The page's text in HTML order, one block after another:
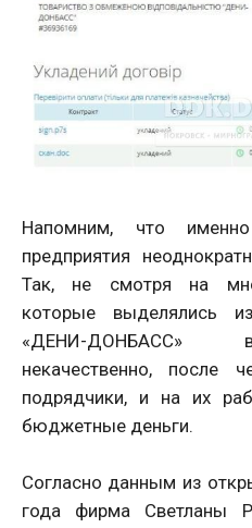
Напомним, что
предприятия
Так, не смотря на
которые выделялись
«ДЕНИ-ДОНБАСС»
некачественно, после
подрядчики, и на их
бюджетные деньги.
Согласно данным из
года фирма Светланы